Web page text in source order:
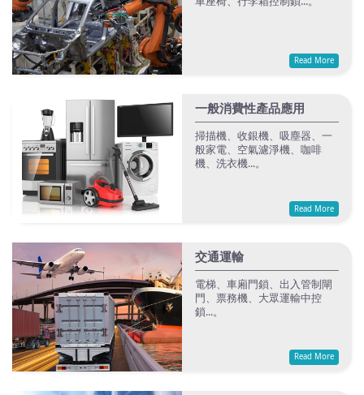
Read More
一般消費性產品應用
掃描機、收銀機、吸塵器、一
般家電、空氣濾淨機、咖啡
機、洗衣機...。
Read More
交通運輸
電梯、車廂門鎖、出入管制閘
門、票務機、大眾運輸中控
鎖...。
Read More